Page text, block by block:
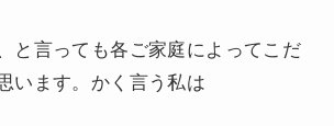
と言っても各ご家庭によってこだ
います。かく言う私は